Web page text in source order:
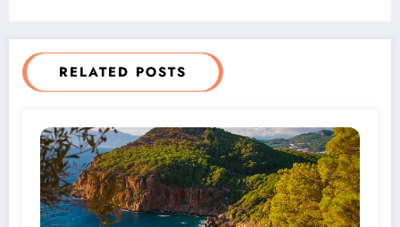
RELATED POSTS